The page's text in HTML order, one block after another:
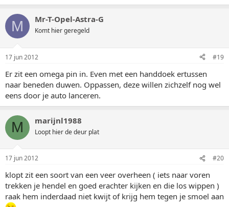
M Mr-T-Opel-Astra-G
Komt hier geregeld
17 jun 2012 #19
Er zit een omega pin in. Even met een handdoek ertussen
naar beneden duwen. Oppassen, deze willen zichzelf nog wel
eens door je auto lanceren.
M marijnl1988
Loopt hier de deur plat
17 jun 2012 #20
klopt zit een soort van een veer overheen ( iets naar voren
trekken je hendel en goed erachter kijken en die los wippen )
raak hem inderdaad niet kwijt of krijg hem tegen je smoel aan